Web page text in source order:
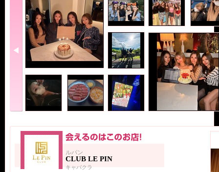
ルパン
CLUB LE PIN
キャバクラ